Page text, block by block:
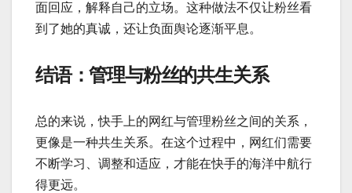
面回应，解释自己的立场。这种做法不仅让粉丝看
到了她的真诚，还让负面舆论逐渐平息。
结语：管理与粉丝的共生关系
总的来说，快手上的网红与管理粉丝之间的关系，
更像是一种共生关系。在这个过程中，网红们需要
不断学习、调整和适应，才能在快手的海洋中航行
得更远。